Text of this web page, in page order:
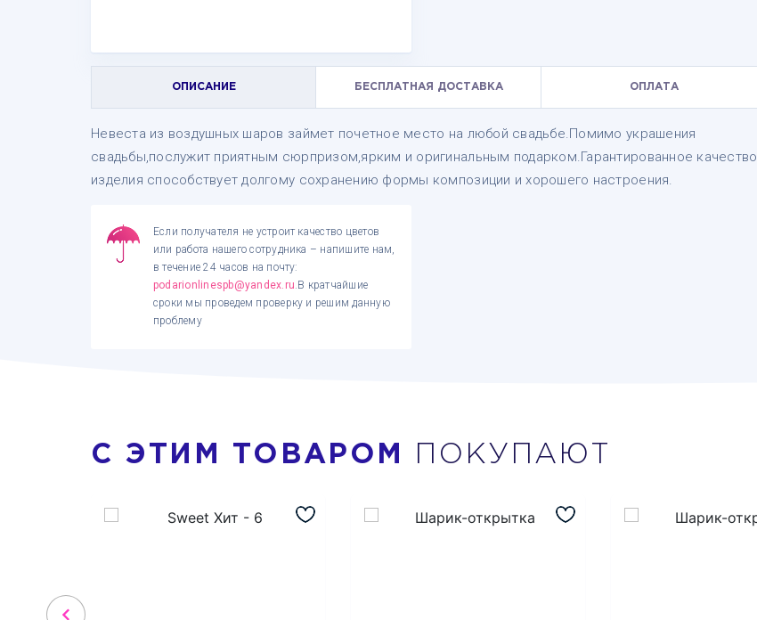
ОПИСАНИЕ БЕСПЛАТНАЯ ДОСТАВКА ОПЛАТА
Невеста из воздушных шаров займет почетное место на любой свадьбе.Помимо украшения
свадьбы,послужит приятным сюрпризом,ярким и оригинальным подарком.Гарантированное качество
изделия способствует долгому сохранению формы композиции и хорошего настроения.
Если получателя не устроит качество цветов
или работа нашего сотрудника – напишите нам,
в течение 24 часов на почту:
podarionlinespb@yandex.ru.В кратчайшие
сроки мы проведем проверку и решим данную
проблему
С ЭТИМ ТОВАРОМ ПОКУПАЮТ